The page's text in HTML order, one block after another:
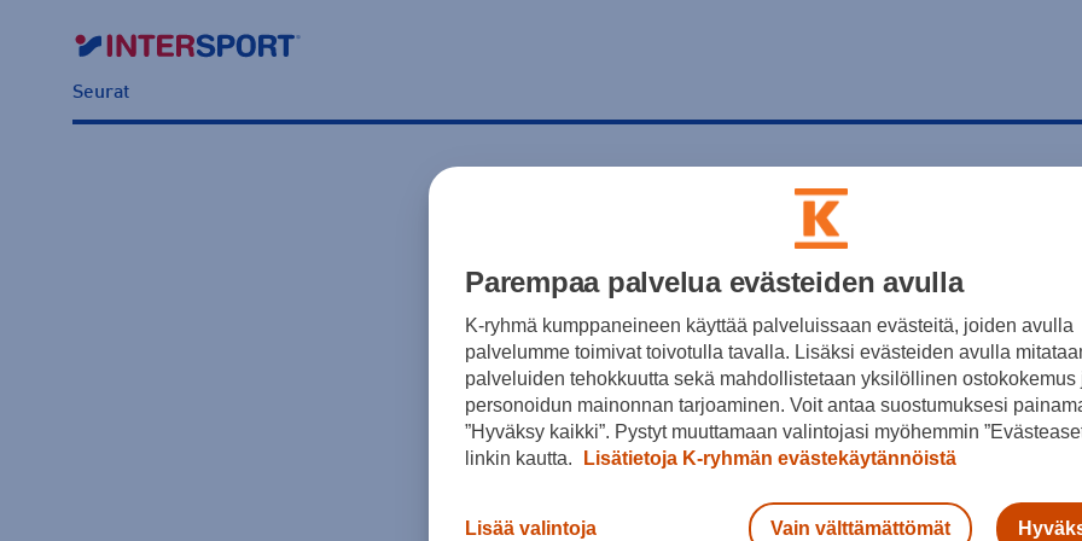
Seurat
Parempaa palvelua evästeiden avulla
K-ryhmä kumppaneineen käyttää palveluissaan evästeitä, joiden avulla
palvelumme toimivat toivotulla tavalla. Lisäksi evästeiden avulla
palveluiden tehokkuutta sekä mahdollistetaan yksilöllinen ostokokemus
personoidun mainonnan tarjoaminen. Voit antaa suostumuksesi
”Hyväksy kaikki”. Pystyt muuttamaan valintojasi myöhemmin
linkin kautta.
Lisätietoja K-ryhmän evästekäytännöistä
Lisää valintoja Vain välttämättömät